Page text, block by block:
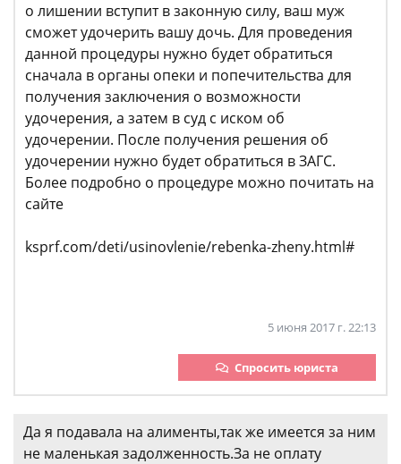
о лишении вступит в законную силу, ваш муж
сможет удочерить вашу дочь. Для проведения
данной процедуры нужно будет обратиться
сначала в органы опеки и попечительства для
получения заключения о возможности
удочерения, а затем в суд с иском об
удочерении. После получения решения об
удочерении нужно будет обратиться в ЗАГС.
Более подробно о процедуре можно почитать на
сайте
ksprf.com/deti/usinovlenie/rebenka-zheny.html#
5 июня 2017 г. 22:13
Спросить юриста
Да я подавала на алименты,так же имеется за ним
не маленькая задолженность.За не оплату